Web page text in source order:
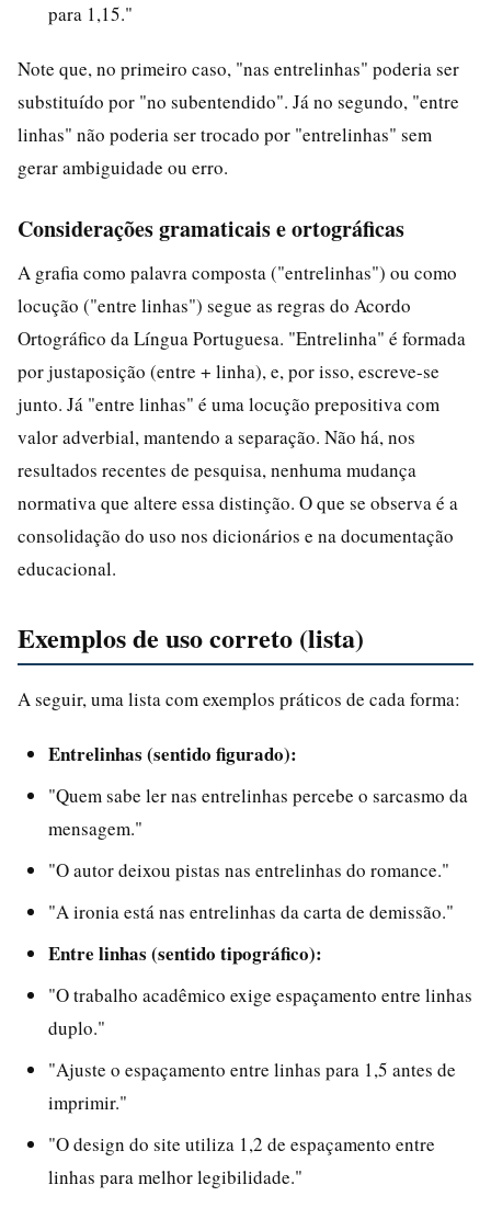
para 1,15."
Note que, no primeiro caso, "nas entrelinhas" poderia ser
substituído por "no subentendido". Já no segundo, "entre
linhas" não poderia ser trocado por "entrelinhas" sem
gerar ambiguidade ou erro.
Considerações gramaticais e ortográficas
A grafia como palavra composta ("entrelinhas") ou como
locução ("entre linhas") segue as regras do Acordo
Ortográfico da Língua Portuguesa. "Entrelinha" é formada
por justaposição (entre + linha), e, por isso, escreve-se
junto. Já "entre linhas" é uma locução prepositiva com
valor adverbial, mantendo a separação. Não há, nos
resultados recentes de pesquisa, nenhuma mudança
normativa que altere essa distinção. O que se observa é a
consolidação do uso nos dicionários e na documentação
educacional.
Exemplos de uso correto (lista)
A seguir, uma lista com exemplos práticos de cada forma:
Entrelinhas (sentido figurado):
"Quem sabe ler nas entrelinhas percebe o sarcasmo da
mensagem."
"O autor deixou pistas nas entrelinhas do romance."
"A ironia está nas entrelinhas da carta de demissão."
Entre linhas (sentido tipográfico):
"O trabalho acadêmico exige espaçamento entre linhas
duplo."
"Ajuste o espaçamento entre linhas para 1,5 antes de
imprimir."
"O design do site utiliza 1,2 de espaçamento entre
linhas para melhor legibilidade."